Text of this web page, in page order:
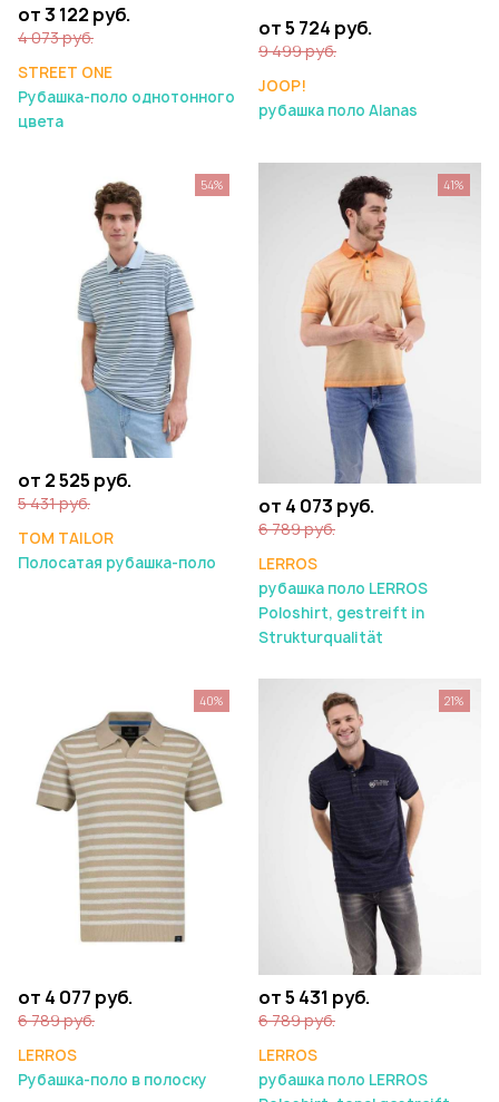
от 3 122 руб.
4 073 руб.
STREET ONE
Рубашка-поло однотонного
цвета
от 5 724 руб.
9 499 руб.
JOOP!
рубашка поло Alanas
от 2 525 руб.
5 431 руб.
TOM TAILOR
Полосатая рубашка-поло
54%
от 4 073 руб.
6 789 руб.
LERROS
рубашка поло LERROS
Poloshirt, gestreift in
Strukturqualität
41%
от 4 077 руб.
6 789 руб.
LERROS
Рубашка-поло в полоску
40%
от 5 431 руб.
6 789 руб.
LERROS
рубашка поло LERROS
21%